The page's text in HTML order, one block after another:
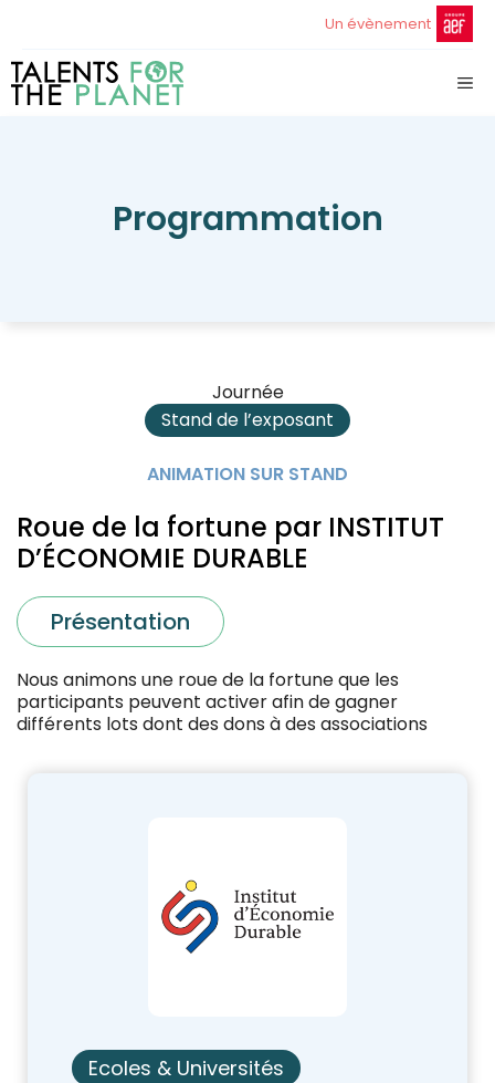
Un évènement
Programmation
Journée
Stand de l’exposant
ANIMATION SUR STAND
Roue de la fortune par INSTITUT
D’ÉCONOMIE DURABLE
Présentation
Nous animons une roue de la fortune que les
participants peuvent activer afin de gagner
différents lots dont des dons à des associations
Ecoles & Universités